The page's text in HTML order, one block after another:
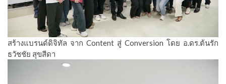
สร้างแบรนด์ดิจิทัล จาก Content สู่ Conversion โดย อ.ดร.ต้นรัก
ธวัชชัย สุขสีดา